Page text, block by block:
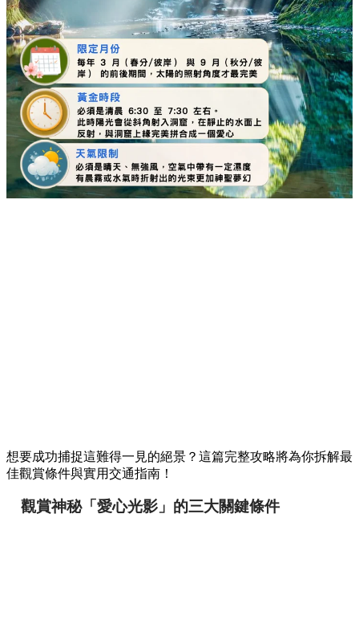
想要成功捕捉這難得一見的絕景？這篇完整攻略將為你拆解最
佳觀賞條件與實用交通指南！
觀賞神秘「愛心光影」的三大關鍵條件